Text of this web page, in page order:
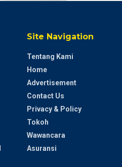
Site Navigation
Tentang Kami
Home
Advertisement
Contact Us
Privacy & Policy
Tokoh
Wawancara
Asuransi